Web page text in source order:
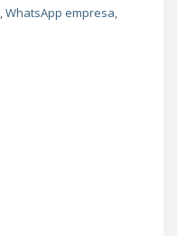
,WhatsApp empresa,